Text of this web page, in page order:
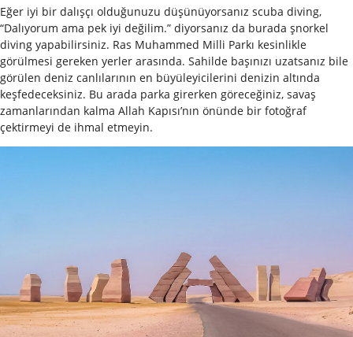
Eğer iyi bir dalışçı olduğunuzu düşünüyorsanız scuba diving,
“Dalıyorum ama pek iyi değilim.” diyorsanız da burada şnorkel
diving yapabilirsiniz. Ras Muhammed Milli Parkı kesinlikle
görülmesi gereken yerler arasında. Sahilde başınızı uzatsanız bile
görülen deniz canlılarının en büyüleyicilerini denizin altında
keşfedeceksiniz. Bu arada parka girerken göreceğiniz, savaş
zamanlarından kalma Allah Kapısı’nın önünde bir fotoğraf
çektirmeyi de ihmal etmeyin.